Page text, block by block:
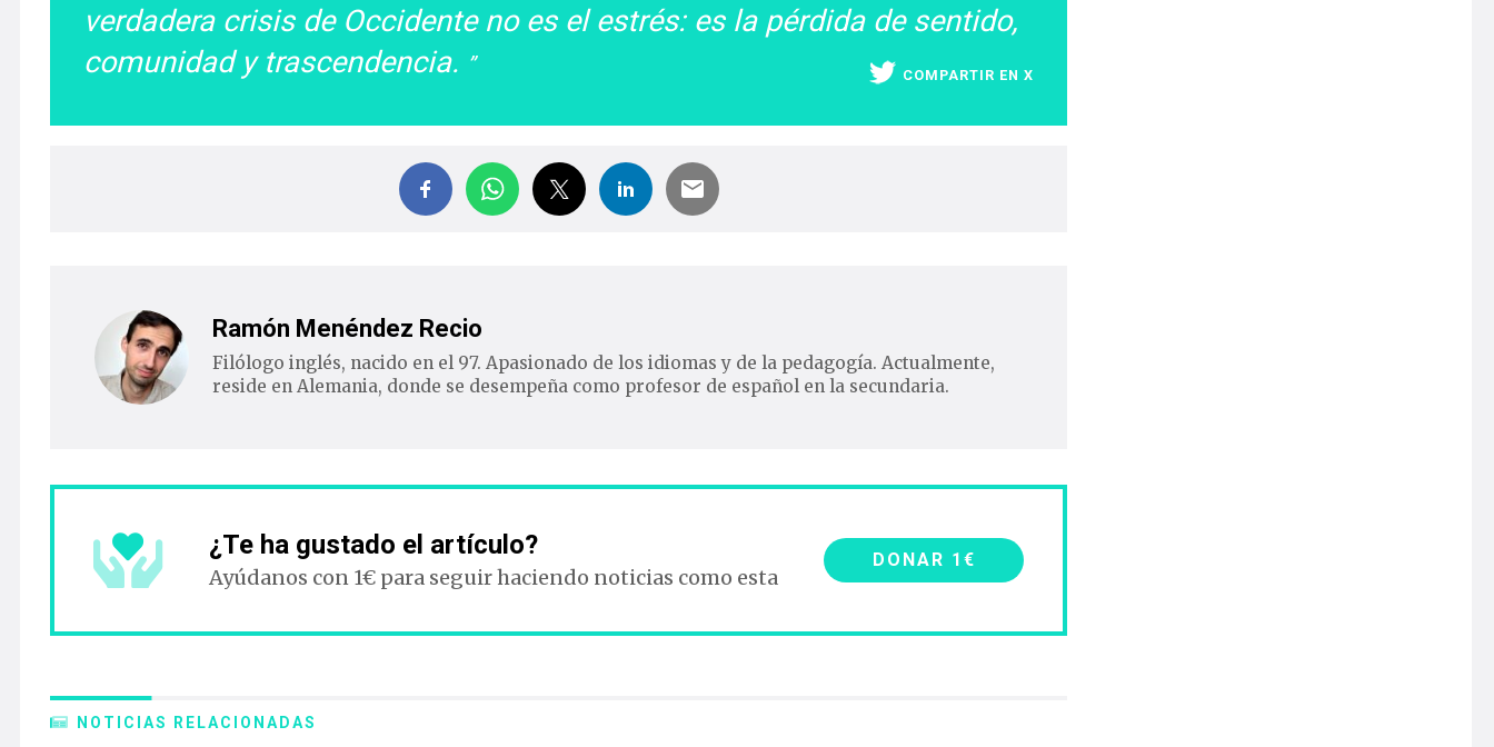
verdadera crisis de Occidente no es el estrés: es la pérdida de sentido,
comunidad y trascendencia.
COMPARTIR EN X
Ramón Menéndez Recio
Filólogo inglés, nacido en el 97. Apasionado de los idiomas y de la pedagogía. Actualmente,
reside en Alemania, donde se desempeña como profesor de español en la secundaria.
¿Te ha gustado el artículo?
Ayúdanos con 1€ para seguir haciendo noticias como esta
DONAR 1€
NOTICIAS RELACIONADAS